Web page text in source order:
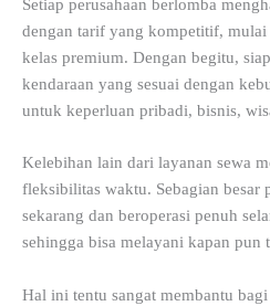
Setiap perusahaan berlomba
dengan tarif yang kompetitif,
kelas premium. Dengan begitu,
kendaraan yang sesuai dengan
untuk keperluan pribadi, bisnis,
Kelebihan lain dari layanan sewa
fleksibilitas waktu. Sebagian besar
sekarang dan beroperasi penuh
sehingga bisa melayani kapan pun
Hal ini tentu sangat membantu